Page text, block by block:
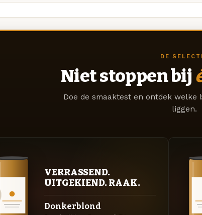
DE
Niet stoppen bij
Doe de smaaktest en ontdek
liggen.
VERRASSEND.
UITGEKIEND. RAAK.
Donkerblond